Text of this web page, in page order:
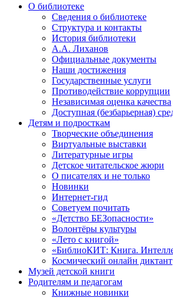
О библиотеке
Сведения о библиотеке
Структура и контакты
История библиотеки
А.А. Лиханов
Официальные документы
Наши достижения
Государственные услуги
Противодействие коррупции
Независимая оценка качества
Доступная (безбарьерная)
Детям и подросткам
Творческие объединения
Виртуальные выставки
Литературные игры
Детское читательское жюри
О писателях и не только
Новинки
Интернет-гид
Советуем почитать
«Детство БЕЗопасности»
Волонтёры культуры
«Лето с книгой»
«БиблиоКИТ: Книга.
Космический онлайн диктант
Музей детской книги
Родителям и педагогам
Книжные новинки